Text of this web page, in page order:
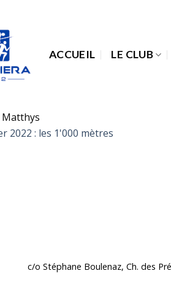
ACCUEIL LE CLUB
Matthys
c/o Stéphane Boulenaz, Ch. des